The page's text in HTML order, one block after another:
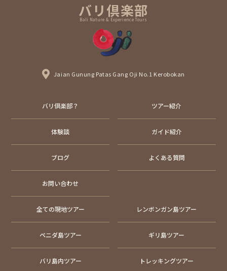
バリ倶楽部
Bali Nature & Experience Tours
Jaian Gunung Patas Gang Oji No.1 Kerobokan
バリ倶楽部？ ツアー紹介
体験談 ガイド紹介
ブログ よくある質問
お問い合わせ
全ての現地ツアー レンボンガン島ツアー
ペニダ島ツアー ギリ島ツアー
バリ島内ツアー トレッキングツアー